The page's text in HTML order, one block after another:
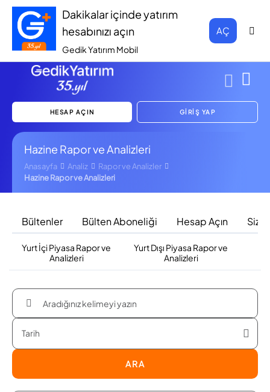
Dakikalar içinde yatırım
hesabınızı açın
Gedik Yatırım Mobil
AÇ
HESAP AÇIN GİRİŞ YAP
Hazine Rapor ve Analizleri
Anasayfa Analiz
Rapor ve Analizler
Hazine Rapor ve Analizleri
Bültenler Bülten Aboneliği Hesap Açın Sizi
Yurt İçi Piyasa Rapor ve
Analizleri
Yurt Dışı Piyasa Rapor ve
Analizleri
ARA